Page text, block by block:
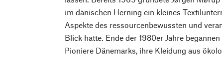
im dänischen Herning ein kleines
Aspekte des ressourcenbewussten und
Blick hatte. Ende der 1980er Jahre
Pioniere Dänemarks, ihre Kleidung aus